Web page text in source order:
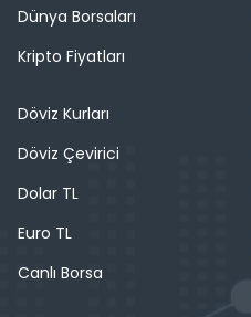
Dünya Borsaları
Kripto Fiyatları
Döviz Kurları
Döviz Çevirici
Dolar TL
Euro TL
Canlı Borsa